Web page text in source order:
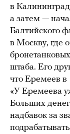
в
а затем —
Балтийского
в Москву, где
штаба. Его
что Еремеев в
«У Еремеева
Больших
надбавок за